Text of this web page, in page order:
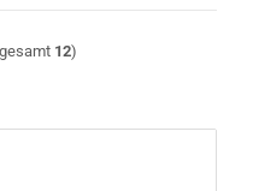
12)